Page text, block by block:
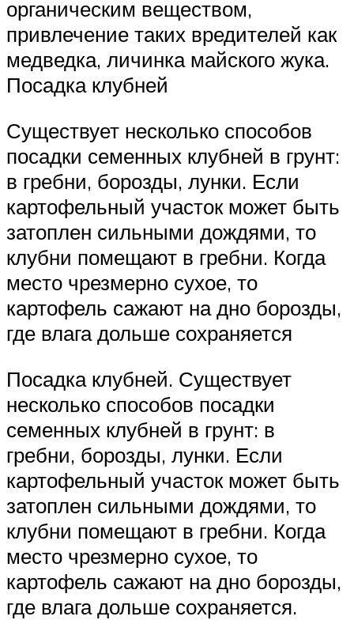
органическим веществом,
привлечение таких вредителей как
медведка, личинка майского жука.
Посадка клубней
Существует несколько способов
посадки семенных клубней в грунт:
в гребни, борозды, лунки. Если
картофельный участок может быть
затоплен сильными дождями, то
клубни помещают в гребни. Когда
место чрезмерно сухое, то
картофель сажают на дно борозды,
где влага дольше сохраняется
Посадка клубней. Существует
несколько способов посадки
семенных клубней в грунт: в
гребни, борозды, лунки. Если
картофельный участок может быть
затоплен сильными дождями, то
клубни помещают в гребни. Когда
место чрезмерно сухое, то
картофель сажают на дно борозды,
где влага дольше сохраняется.